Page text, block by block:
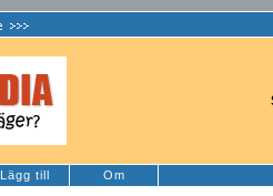
Lägg till Om